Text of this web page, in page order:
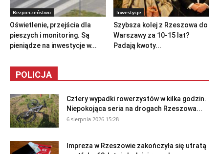
Bezpieczeństwo
Oświetlenie, przejścia dla
pieszych i monitoring. Są
pieniądze na inwestycje w...
Inwestycje
Szybsza kolej z Rzeszowa do
Warszawy za 10-15 lat?
Padają kwoty...
POLICJA
Cztery wypadki rowerzystów w kilka godzin.
Niepokojąca seria na drogach Rzeszowa...
6 sierpnia 2026 15:28
Impreza w Rzeszowie zakończyła się utratą